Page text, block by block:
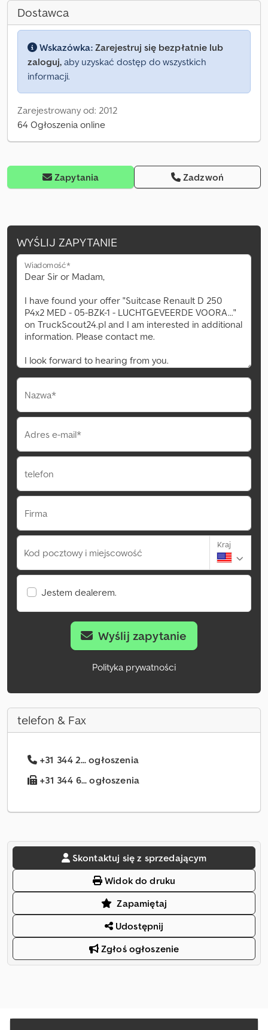
Dostawca
Wskazówka: Zarejestruj się bezpłatnie lub
zaloguj, aby uzyskać dostęp do wszystkich
informacji.
Zarejestrowany od: 2012
64 Ogłoszenia online
Zapytania Zadzwoń
WYŚLIJ ZAPYTANIE
Wiadomość*
Nazwa*
Adres e-mail*
telefon
Firma
Kod pocztowy i miejscowość
Kraj
Jestem dealerem.
Wyślij zapytanie
Polityka prywatności
telefon & Fax
+31 344 2... ogłoszenia
+31 344 6... ogłoszenia
Skontaktuj się z sprzedającym
Widok do druku
Zapamiętaj
Udostępnij
Zgłoś ogłoszenie